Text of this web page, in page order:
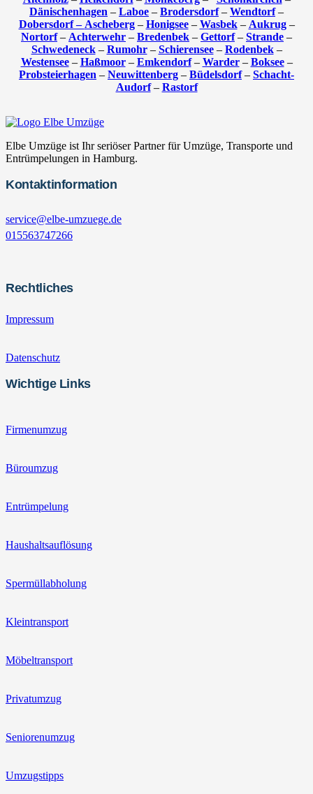
Dänischenhagen – Laboe – Brodersdorf– Wendtorf–
Dobersdorf – Ascheberg– Honigsee– Wasbek– Aukrug–
Nortorf– Achterwehr – Bredenbek – Gettorf– Strande –
Schwedeneck– Rumohr– Schierensee– Rodenbek–
Westensee– Haßmoor– Emkendorf– Warder– Boksee–
Probsteierhagen – Neuwittenberg – Büdelsdorf– Schacht-
Audorf– Rastorf
Elbe Umzüge ist Ihr seriöser Partner für Umzüge, Transporte und
Entrümpelungen in Hamburg.
Kontaktinformation
service@elbe-umzuege.de
015563747266
Rechtliches
Impressum
Datenschutz
Wichtige Links
Firmenumzug
Büroumzug
Entrümpelung
Haushaltsauflösung
Spermüllabholung
Kleintransport
Möbeltransport
Privatumzug
Seniorenumzug
Umzugstipps